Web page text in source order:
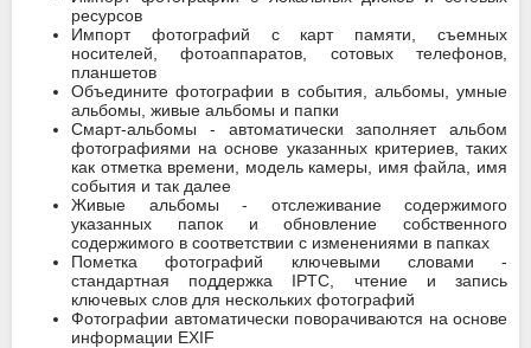
ресурсов
Импорт фотографий с карт памяти, съемных
носителей, фотоаппаратов, сотовых телефонов,
планшетов
Объедините фотографии в события, альбомы, умные
альбомы, живые альбомы и папки
Смарт-альбомы - автоматически заполняет альбом
фотографиями на основе указанных критериев, таких
как отметка времени, модель камеры, имя файла, имя
события и так далее
Живые альбомы - отслеживание содержимого
указанных папок и обновление собственного
содержимого в соответствии с изменениями в папках
Пометка фотографий ключевыми словами -
стандартная поддержка IPTC, чтение и запись
ключевых слов для нескольких фотографий
Фотографии автоматически поворачиваются на основе
информации EXIF